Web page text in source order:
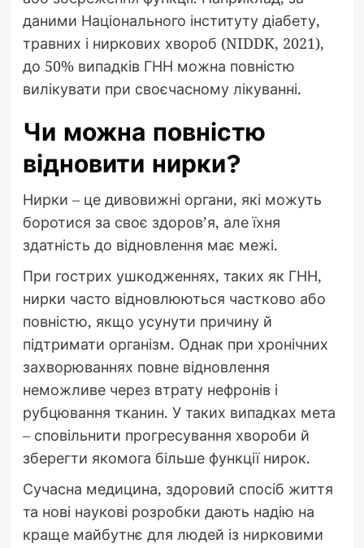
даними Національного інституту діабету,
травних і ниркових хвороб (NIDDK, 2021),
до 50% випадків ГНН можна повністю
вилікувати при своєчасному лікуванні.
Чи можна повністю
відновити нирки?
Нирки – це дивовижні органи, які можуть
боротися за своє здоров’я, але їхня
здатність до відновлення має межі.
При гострих ушкодженнях, таких як ГНН,
нирки часто відновлюються частково або
повністю, якщо усунути причину й
підтримати організм. Однак при хронічних
захворюваннях повне відновлення
неможливе через втрату нефронів і
рубцювання тканин. У таких випадках мета
– сповільнити прогресування хвороби й
зберегти якомога більше функції нирок.
Сучасна медицина, здоровий спосіб життя
та нові наукові розробки дають надію на
краще майбутнє для людей із нирковими